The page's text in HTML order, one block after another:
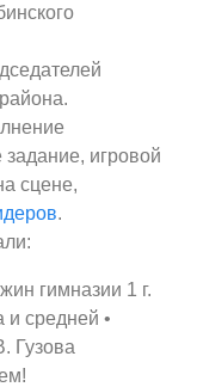
игровой
сцене,
.
гимназии 1 г.
средней •
Гузова